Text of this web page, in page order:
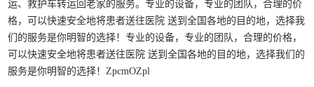
运、救护车转运回老家的服务。专业的设备，专业的团队，合理的价
格，可以快速安全地将患者送往医院 送到全国各地的目的地，选择我
们的服务是你明智的选择！专业的设备，专业的团队，合理的价格，
可以快速安全地将患者送往医院 送到全国各地的目的地，选择我们的
服务是你明智的选择！ZpcmOZpl